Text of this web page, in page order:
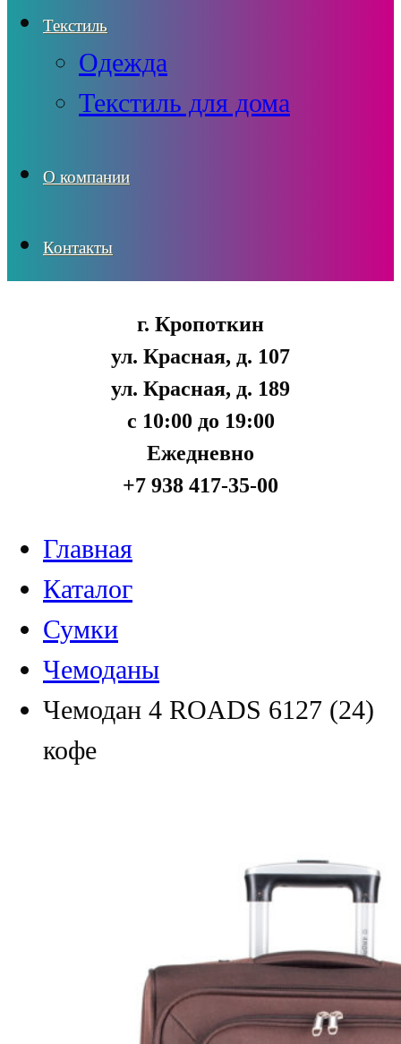
Текстиль
Одежда
Текстиль для дома
О компании
Контакты
г. Кропоткин
ул. Красная, д. 107
ул. Красная, д. 189
с 10:00 до 19:00
Ежедневно
+7 938 417-35-00
Главная
Каталог
Сумки
Чемоданы
Чемодан 4 ROADS 6127 (24)
кофе